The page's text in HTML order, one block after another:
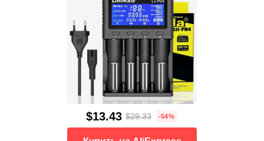
$13.43 $29.33 -54%